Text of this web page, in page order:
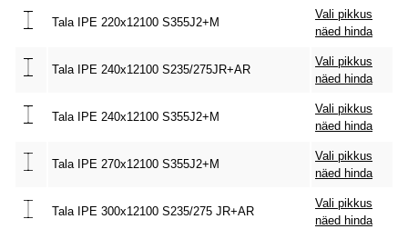
Tala IPE 220x12100 S355J2+M
Vali pikkus
näed hinda
Tala IPE 240x12100 S235/275JR+AR
Vali pikkus
näed hinda
Tala IPE 240x12100 S355J2+M
Vali pikkus
näed hinda
Tala IPE 270x12100 S355J2+M
Vali pikkus
näed hinda
Tala IPE 300x12100 S235/275 JR+AR
Vali pikkus
näed hinda